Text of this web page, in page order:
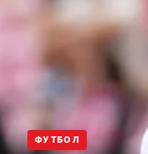
ФУТБОЛ